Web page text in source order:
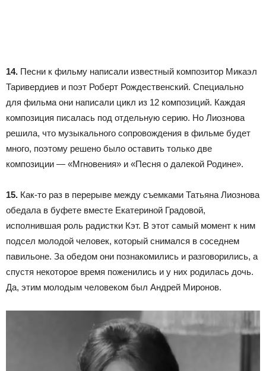
14. Песни к фильму написали известный композитор Микаэл
Таривердиев и поэт Роберт Рождественский. Специально
для фильма они написали цикл из 12 композиций. Каждая
композиция писалась под отдельную серию. Но Лиознова
решила, что музыкального сопровождения в фильме будет
много, поэтому решено было оставить только две
композиции — «Мгновения» и «Песня о далекой Родине».
15. Как-то раз в перерыве между съемками Татьяна Лиознова
обедала в буфете вместе Екатериной Градовой,
исполнившая роль радистки Кэт. В этот самый момент к ним
подсел молодой человек, который снимался в соседнем
павильоне. За обедом они познакомились и разговорились, а
спустя некоторое время поженились и у них родилась дочь.
Да, этим молодым человеком был Андрей Миронов.